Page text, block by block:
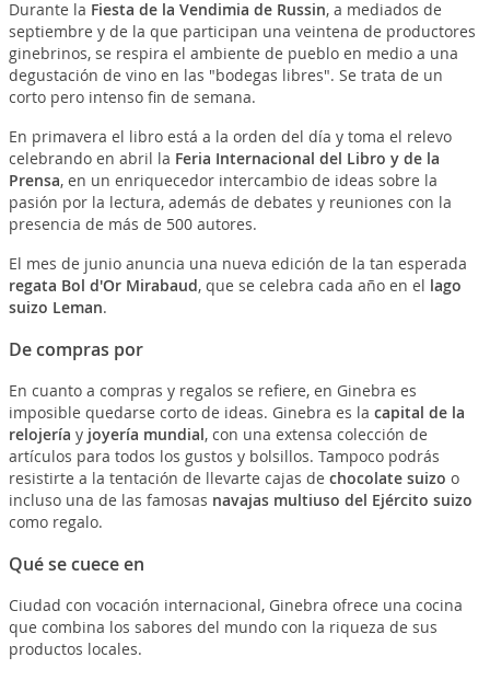
Durante la Fiesta de la Vendimia de Russin, a mediados de
septiembre y de la que participan una veintena de productores
ginebrinos, se respira el ambiente de pueblo en medio a una
degustación de vino en las "bodegas libres". Se trata de un
corto pero intenso fin de semana.
En primavera el libro está a la orden del día y toma el relevo
celebrando en abril la Feria Internacional del Libro y de la
Prensa, en un enriquecedor intercambio de ideas sobre la
pasión por la lectura, además de debates y reuniones con la
presencia de más de 500 autores.
El mes de junio anuncia una nueva edición de la tan esperada
regata Bol d'Or Mirabaud, que se celebra cada año en el lago
suizo Leman.
De compras por
En cuanto a compras y regalos se refiere, en Ginebra es
imposible quedarse corto de ideas. Ginebra es la capital de la
relojería y joyería mundial, con una extensa colección de
artículos para todos los gustos y bolsillos. Tampoco podrás
resistirte a la tentación de llevarte cajas de chocolate suizo o
incluso una de las famosas navajas multiuso del Ejército suizo
como regalo.
Qué se cuece en
Ciudad con vocación internacional, Ginebra ofrece una cocina
que combina los sabores del mundo con la riqueza de sus
productos locales.